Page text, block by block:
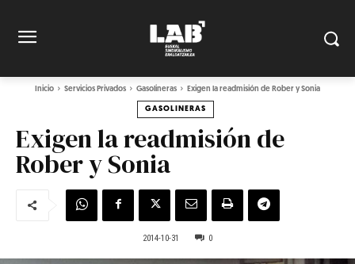
Inicio Servicios Privados Gasolineras Exigen la readmisión de Rober y Sonia
GASOLINERAS
Exigen la readmisión de
Rober y Sonia
2014-10-31 0